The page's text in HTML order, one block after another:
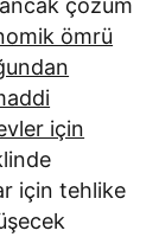
çözüm
ömrü
için
için tehlike